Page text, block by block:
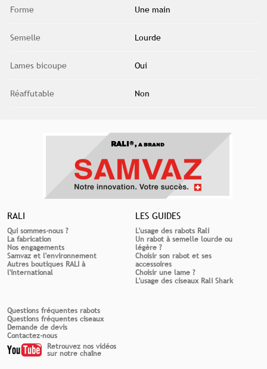
Forme Une main
Semelle Lourde
Lames bicoupe Oui
Réaffutable Non
RALI®, A BRAND
RALI
Qui sommes-nous ?
La fabrication
Nos engagements
Samvaz et l'environnement
Autres boutiques RALI à
l'international
LES GUIDES
L'usage des rabots Rali
Un rabot à semelle lourde ou
légère ?
Choisir son rabot et ses
accessoires
Choisir une lame ?
L'usage des ciseaux Rali Shark
Questions fréquentes rabots
Questions fréquentes ciseaux
Demande de devis
Contactez-nous
Retrouvez nos vidéos
sur notre chaîne